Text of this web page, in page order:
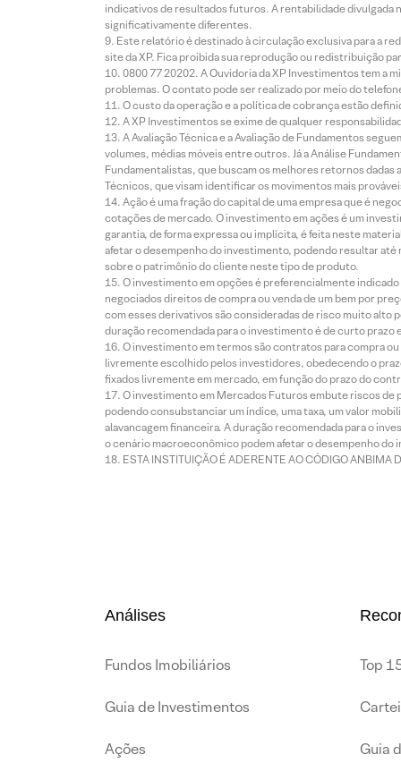
indicativos de resultados futuros. A rentabilidade divulgada
significativamente diferentes.
Este relatório é destinado à circulação exclusiva para a
site da XP. Fica proibida sua reprodução ou redistribuição
0800 77 20202. A Ouvidoria da XP Investimentos tem a
problemas. O contato pode ser realizado por meio do
O custo da operação e a política de cobrança estão
A XP Investimentos se exime de qualquer
A Avaliação Técnica e a Avaliação de Fundamentos
volumes, médias móveis entre outros. Já a Análise
Fundamentalistas, que buscam os melhores retornos
Técnicos, que visam identificar os movimentos mais
Ação é uma fração do capital de uma empresa que é
cotações de mercado. O investimento em ações é um
garantia, de forma expressa ou implícita, é feita neste
afetar o desempenho do investimento, podendo resultar
sobre o patrimônio do cliente neste tipo de produto.
O investimento em opções é preferencialmente
negociados direitos de compra ou venda de um bem por
com esses derivativos são consideradas de risco muito alto
duração recomendada para o investimento é de curto
O investimento em termos são contratos para compra
livremente escolhido pelos investidores, obedecendo o
fixados livremente em mercado, em função do prazo do
O investimento em Mercados Futuros embute riscos
podendo consubstanciar um índice, uma taxa, um valor
alavancagem financeira. A duração recomendada para o
o cenário macroeconômico podem afetar o desempenho do
ESTA INSTITUIÇÃO É ADERENTE AO CÓDIGO ANBIMA
Análises
Fundos Imobiliários
Guia de Investimentos
Ações
Top
Guia